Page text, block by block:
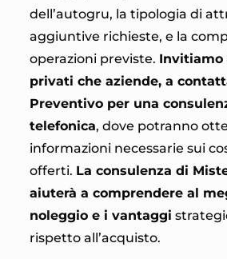
dell’autogru, la tipologia di
aggiuntive richieste, e la
operazioni previste. Invitiamo
privati che aziende, a
Preventivo per una
telefonica, dove potranno
informazioni necessarie sui
offerti. La consulenza di
aiuterà a comprendere al
noleggio e i vantaggi
rispetto all’acquisto.